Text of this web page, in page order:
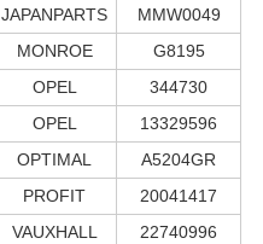
JAPANPARTS
MMW0049
MONROE
G8195
OPEL
344730
OPEL
13329596
OPTIMAL
A5204GR
PROFIT
20041417
VAUXHALL
22740996